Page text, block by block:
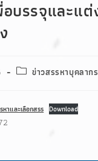
อบรรจุและแ
ข่าวสรรหาบุคลากร
าและเลือกสรร Download